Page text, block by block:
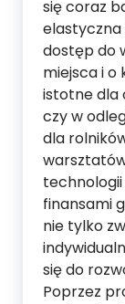
się coraz
elastyczna
dostęp do
miejsca i o
istotne dla
czy w
dla
finansami
nie tylko
się do
Poprzez